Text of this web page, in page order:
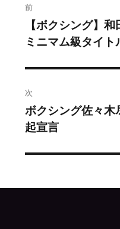
稿
ナ
ビ
ゲ
ー
前
過
去
稿:
【ボクシング】
ミニマム級タイト
次
次
の
ボクシング佐々
起宣言